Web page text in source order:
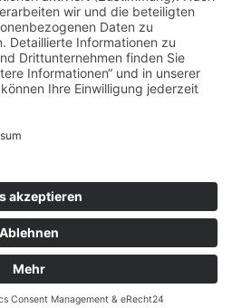
Überweisung
zzgl.
Alle Rechte vorbehalten.